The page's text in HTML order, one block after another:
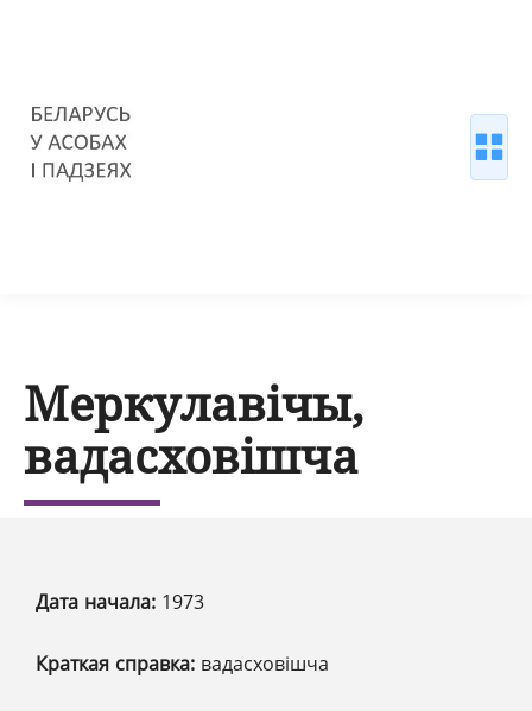
Меркулавічы,
вадасховішча
Дата начала: 1973
Краткая справка: вадасховішча